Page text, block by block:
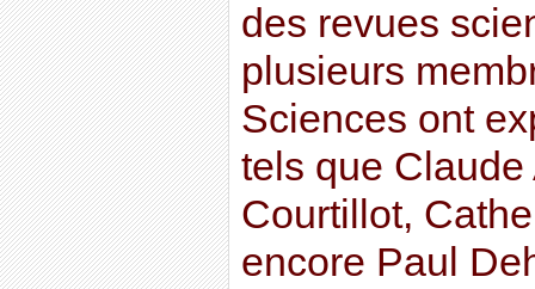
des revues
plusieurs
Sciences ont
tels que
Courtillot,
encore Paul